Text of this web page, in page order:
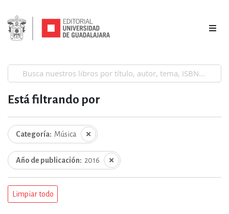
Está filtrando por
Categoría Música
Año de publicación 2016
Limpiar todo